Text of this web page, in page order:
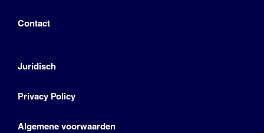
Contact
Juridisch
Privacy Policy
Algemene voorwaarden